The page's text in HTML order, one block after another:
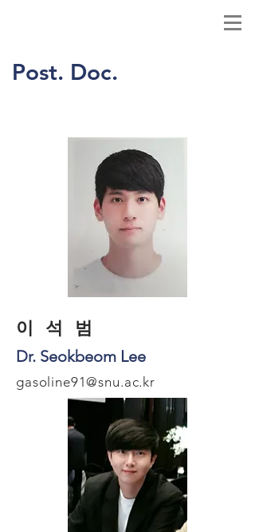
Post. Doc.
​이 석 범
Dr. Seokbeom Lee
gasoline91@snu.ac.kr